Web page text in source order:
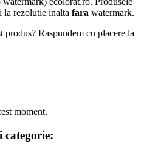
la rezolutie inalta fara watermark.
produs? Raspundem cu placere la
moment.
categorie: